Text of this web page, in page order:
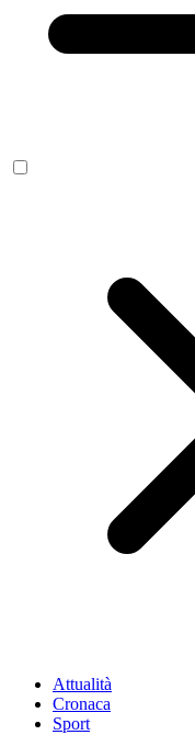
Attualità
Cronaca
Sport